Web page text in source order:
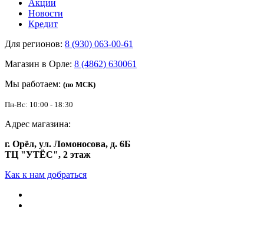
Акции
Новости
Кредит
Для регионов: 8 (930) 063-00-61
Магазин в Орле: 8 (4862) 630061
Мы работаем: (по МСК)
Пн-Вс: 10:00 - 18:30
Адрес магазина:
г. Орёл, ул. Ломоносова, д. 6Б
ТЦ "УТЁС", 2 этаж
Как к нам добраться